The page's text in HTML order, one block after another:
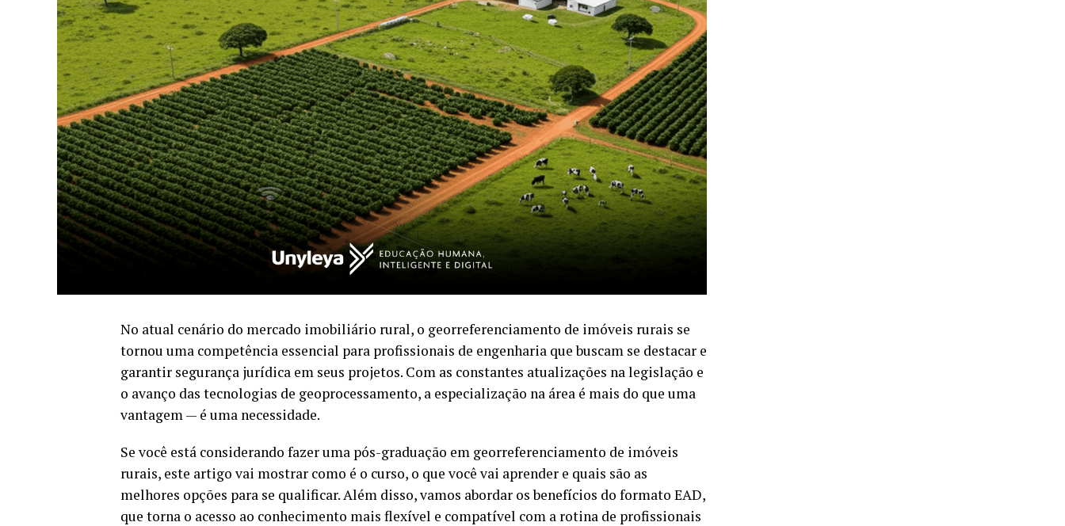
No atual cenário do mercado imobiliário rural, o georreferenciamento de imóveis rurais se
tornou uma competência essencial para profissionais de engenharia que buscam se destacar e
garantir segurança jurídica em seus projetos. Com as constantes atualizações na legislação e
o avanço das tecnologias de geoprocessamento, a especialização na área é mais do que uma
vantagem — é uma necessidade.
Se você está considerando fazer uma pós-graduação em georreferenciamento de imóveis
rurais, este artigo vai mostrar como é o curso, o que você vai aprender e quais são as
melhores opções para se qualificar. Além disso, vamos abordar os benefícios do formato EAD,
que torna o acesso ao conhecimento mais flexível e compatível com a rotina de profissionais